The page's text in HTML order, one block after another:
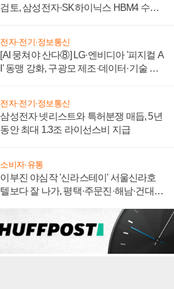
검토, 삼성전자·SK하이닉스 HBM4 수율
전자·전기·정보통신
[AI 뭉쳐야 산다⑧] LG·엔비디아 '피지컬 A
I' 동맹 강화, 구광모 제조·데이터·기술 결
전자·전기·정보통신
삼성전자 넷리스트와 특허분쟁 매듭, 5년
동안 최대 1.3조 라이선스비 지급
소비자·유통
이부진 야심작 '신라스테이' 서울신라호
텔보다 잘 나가, 평택·주문진·해남·건대로